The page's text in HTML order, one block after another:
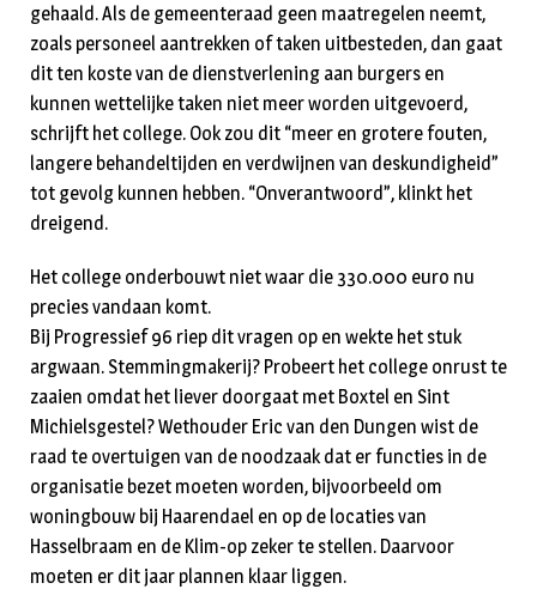
gehaald. Als de gemeenteraad geen maatregelen neemt,
zoals personeel aantrekken of taken uitbesteden, dan gaat
dit ten koste van de dienstverlening aan burgers en
kunnen wettelijke taken niet meer worden uitgevoerd,
schrijft het college. Ook zou dit “meer en grotere fouten,
langere behandeltijden en verdwijnen van deskundigheid”
tot gevolg kunnen hebben. “Onverantwoord”, klinkt het
dreigend.
Het college onderbouwt niet waar die 330.000 euro nu
precies vandaan komt.
Bij Progressief 96 riep dit vragen op en wekte het stuk
argwaan. Stemmingmakerij? Probeert het college onrust te
zaaien omdat het liever doorgaat met Boxtel en Sint
Michielsgestel? Wethouder Eric van den Dungen wist de
raad te overtuigen van de noodzaak dat er functies in de
organisatie bezet moeten worden, bijvoorbeeld om
woningbouw bij Haarendael en op de locaties van
Hasselbraam en de Klim-op zeker te stellen. Daarvoor
moeten er dit jaar plannen klaar liggen.